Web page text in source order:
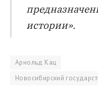
истории».
Арнольд Кац
Новосибирский